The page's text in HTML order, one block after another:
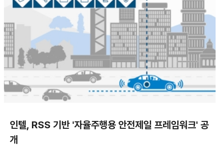
인텔, RSS 기반 '자율주행용 안전제일 프레임워크' 공
개